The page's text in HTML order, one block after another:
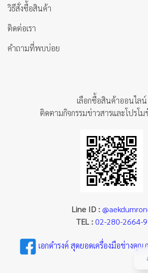
วิธีสั่งซื้อสินค้า
ติดต่อเรา
คำถามที่พบบ่อย
เลือกซื้อสินค้าออนไลน์
ติดตามกิจกรรมข่าวสารและโปรโ
Line ID :
TEL : 02-280-2664-9
เอกดำรงค์ สุดยอดเครื่องมือช่างคุ